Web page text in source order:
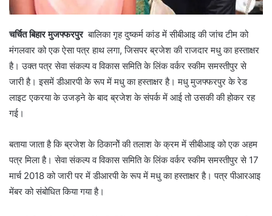
चर्चित बिहार मुजफ्फरपुरबालिका गृह दुष्कर्म कांड में सीबीआइ की जांच टीम को
मंगलवार को एक ऐसा पत्र हाथ लगा, जिसपर ब्रजेश की राजदार मधु का हस्ताक्षर
है। उक्त पत्र सेवा संकल्प व विकास समिति के लिंक वर्कर स्कीम समस्तीपुर से
जारी है। इसमें डीआरपी के रूप में मधु का हस्ताक्षर है। मधु मुजफ्फरपुर के रेड
लाइट एकरया के उजड़ने के बाद ब्रजेश के संपर्क में आई तो उसकी की होकर रह
गई।
बताया जाता है कि ब्रजेश के ठिकानोें की तलाश के क्रम में सीबीआइ को एक अहम
पत्र मिला है। सेवा संकल्प व विकास समिति के लिंक वर्कर स्कीम समस्तीपुर से 17
मार्च 2018 को जारी पर में डीआरपी के रूप में मधु का हस्ताक्षर है। पत्र पीआरआइ
मेंबर को संबोधित किया गया है।